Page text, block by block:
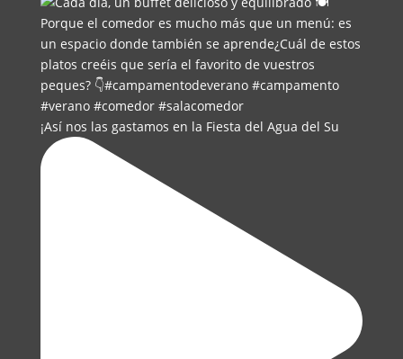
¡Así nos las gastamos en la Fiesta del Agua del Su